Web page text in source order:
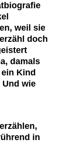
weil sie
doch
damals
Kind
wie
in